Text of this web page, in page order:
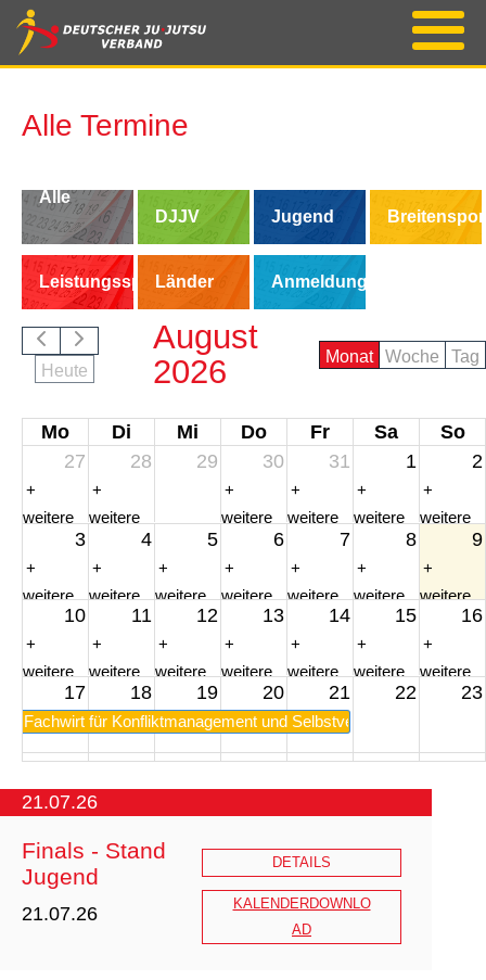
Alle Termine
Alle
Termine
Leistungssport
DJJV
Länder
Jugend
Anmeldung/Buchung
Heute
August
2026
Monat Woche Tag
Mo Di Mi Do Fr Sa
So
27
28 29 30 31 1 2
+
weitere
+
weitere
+
weitere
+
weitere
+
weitere
+
weitere
3 4 5 6 7 8 9
+
weitere
+
weitere
+
weitere
+
weitere
+
weitere
+
weitere
+
weitere
10 11 12 13 14 15 16
+
weitere
+
weitere
+
weitere
+
weitere
+
weitere
+
weitere
+
weitere
17 18 19 20 21 22 23
Fachwirt für Konfliktmanagement und Selbstverteidigung
24 25 26 27 28 29 30
2
4
3
3
31 1 2 3 4
+
+
weitere
+
weitere
1
+
weitere
21.07.26
Finals - Stand
Jugend
21.07.26
DETAILS
KALENDERDOWNLO
AD